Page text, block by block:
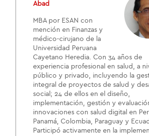
Abad
MBA por ESAN con
mención en Finanzas y
médico-cirujano de la
Universidad Peruana
Cayetano Heredia. Con 34 años de
experiencia profesional en salud, a
público y privado, incluyendo la
integral de proyectos de salud y
social; 24 de ellos en el diseño,
implementación, gestión y
innovaciones con salud digital en
Panamá, Colombia, Paraguay y
Participó activamente en la